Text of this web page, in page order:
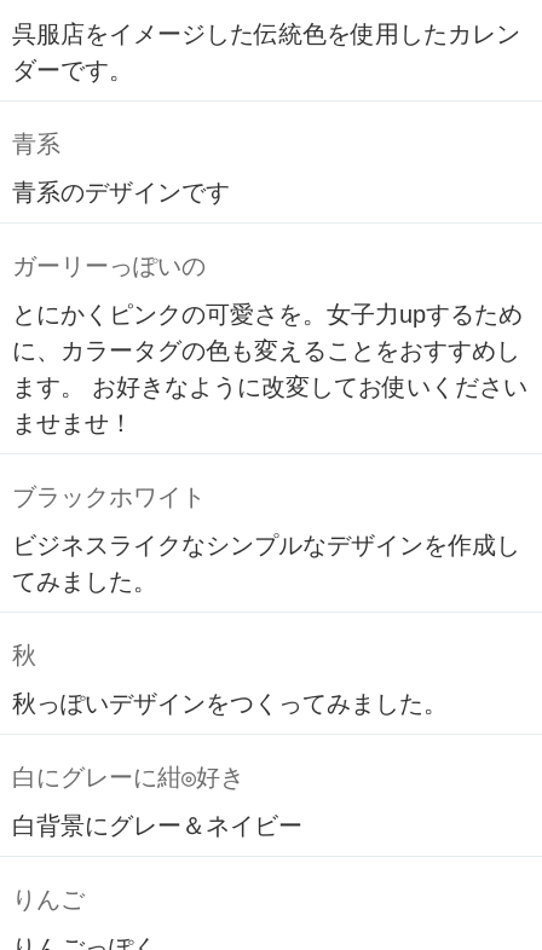
呉服店をイメージした伝統色を使用したカレン
ダーです。
青系
青系のデザインです
ガーリーっぽいの
とにかくピンクの可愛さを。女子力upするため
に、カラータグの色も変えることをおすすめし
ます。 お好きなように改変してお使いください
ませませ！
ブラックホワイト
ビジネスライクなシンプルなデザインを作成し
てみました。
秋
秋っぽいデザインをつくってみました。
白にグレーに紺◎好き
白背景にグレー＆ネイビー
りんご